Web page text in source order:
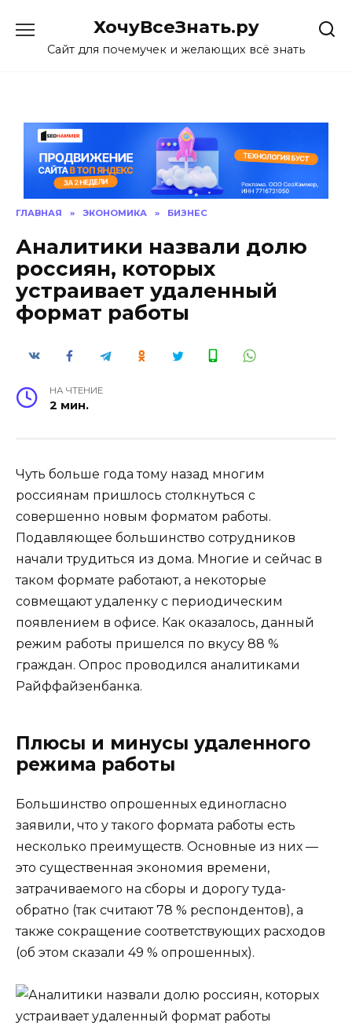
content
ХочуВсеЗнать.ру
Сайт для почемучек и желающих всё знать
ГЛАВНАЯ » ЭКОНОМИКА » БИЗНЕС
Аналитики назвали долю
россиян, которых
устраивает удаленный
формат работы
НА ЧТЕНИЕ
2 мин.
Чуть больше года тому назад многим
россиянам пришлось столкнуться с
совершенно новым форматом работы.
Подавляющее большинство сотрудников
начали трудиться из дома. Многие и сейчас в
таком формате работают, а некоторые
совмещают удаленку с периодическим
появлением в офисе. Как оказалось, данный
режим работы пришелся по вкусу 88 %
граждан. Опрос проводился аналитиками
Райффайзенбанка.
Плюсы и минусы удаленного
режима работы
Большинство опрошенных единогласно
заявили, что у такого формата работы есть
несколько преимуществ. Основные из них —
это существенная экономия времени,
затрачиваемого на сборы и дорогу туда-
обратно (так считают 78 % респондентов), а
также сокращение соответствующих расходов
(об этом сказали 49 % опрошенных).